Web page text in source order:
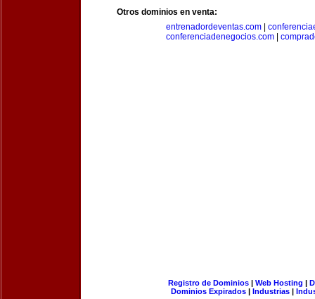
Otros dominios en venta:
entrenadordeventas.com
conferenciadenegocios.com|
Registro de Dominios| Web Hosting |
Dominios Expirados | Industrias |